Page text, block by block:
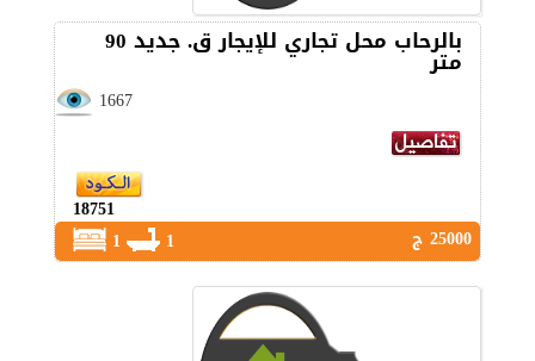
بالرحاب محل تجاري للإيجار ق. جديد 90
متر
1667
18751
25000 ج
1